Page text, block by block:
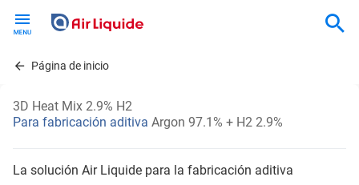
contentPágina de inicio
3D Heat Mix 2.9% H2
Para fabricación aditiva Argon 97.1% + H2 2.9%
La solución Air Liquide para la fabricación aditiva